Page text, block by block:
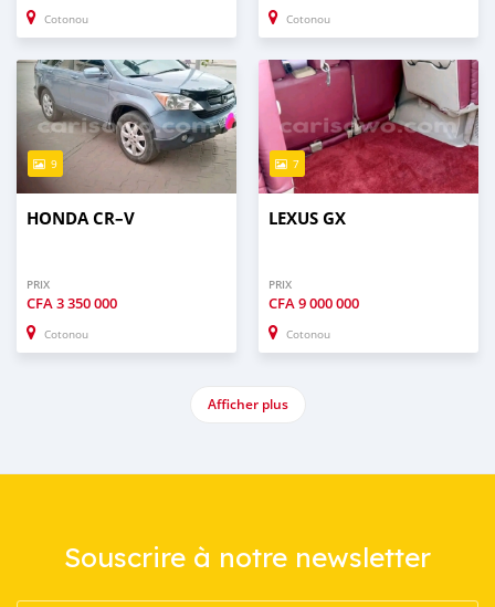
Cotonou Cotonou
9
HONDA CR–V
PRIX
CFA 3 350 000
Cotonou
7
LEXUS GX
PRIX
CFA 9 000 000
Cotonou
Afficher plus
Souscrire à notre newsletter